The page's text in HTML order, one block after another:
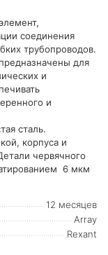
соединения
трубопроводов.
для
и
и
сталь.
корпуса и
червячного
6 мкм
12 месяцев
Array
Rexant